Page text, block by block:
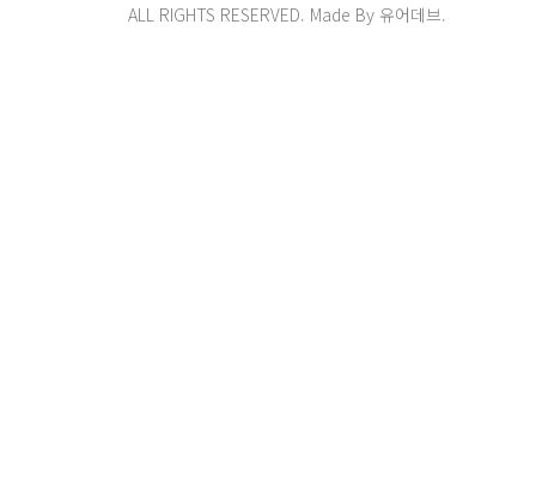
ALL RIGHTS RESERVED. Made By 유어데브.